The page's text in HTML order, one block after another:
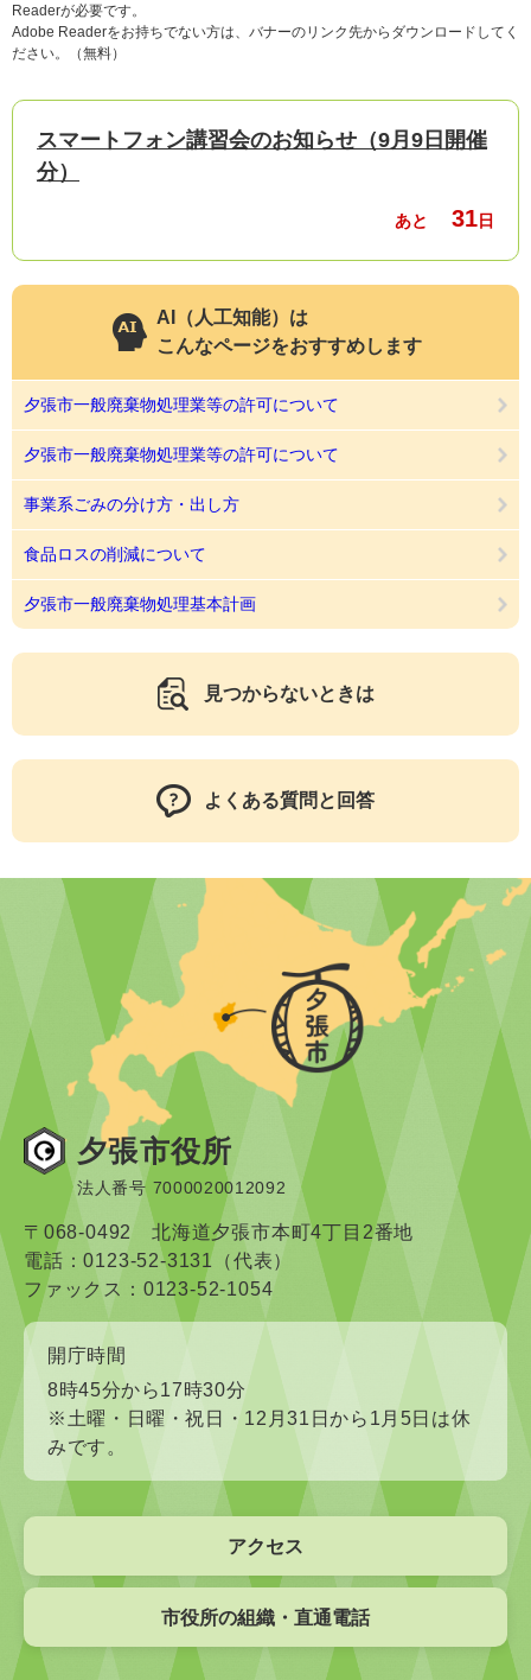
Readerが必要です。
Adobe Readerをお持ちでない方は、バナーのリンク先からダウンロードしてく
ださい。（無料）
スマートフォン講習会のお知らせ（9月9日開催
分）
あと 31日
AI（人工知能）は
こんなページをおすすめします
夕張市一般廃棄物処理業等の許可について
夕張市一般廃棄物処理業等の許可について
事業系ごみの分け方・出し方
食品ロスの削減について
夕張市一般廃棄物処理基本計画
見つからないときは
よくある質問と回答
夕張市役所
法人番号 7000020012092
〒068-0492 北海道夕張市本町4丁目2番地
電話：0123-52-3131（代表）
ファックス：0123-52-1054
開庁時間
8時45分から17時30分
※土曜・日曜・祝日・12月31日から1月5日は休
みです。
アクセス
市役所の組織・直通電話